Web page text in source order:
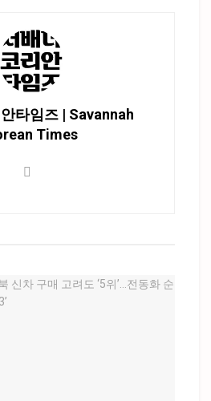
타임즈 | Savannah
Times